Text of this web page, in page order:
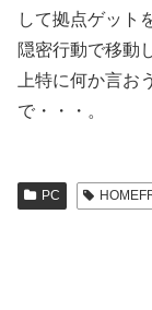
して拠点ゲット
隠密行動で移動
上特に何か言お
で・・・。
PC